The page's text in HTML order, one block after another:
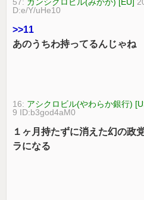
D:e/Y/uHe10
>>11
あのうちわ持ってるんじゃね
16: アシクロビル(やわらか銀行)
9 ID:b3god4aM0
１ヶ月持たずに消えた幻の政
ラになる